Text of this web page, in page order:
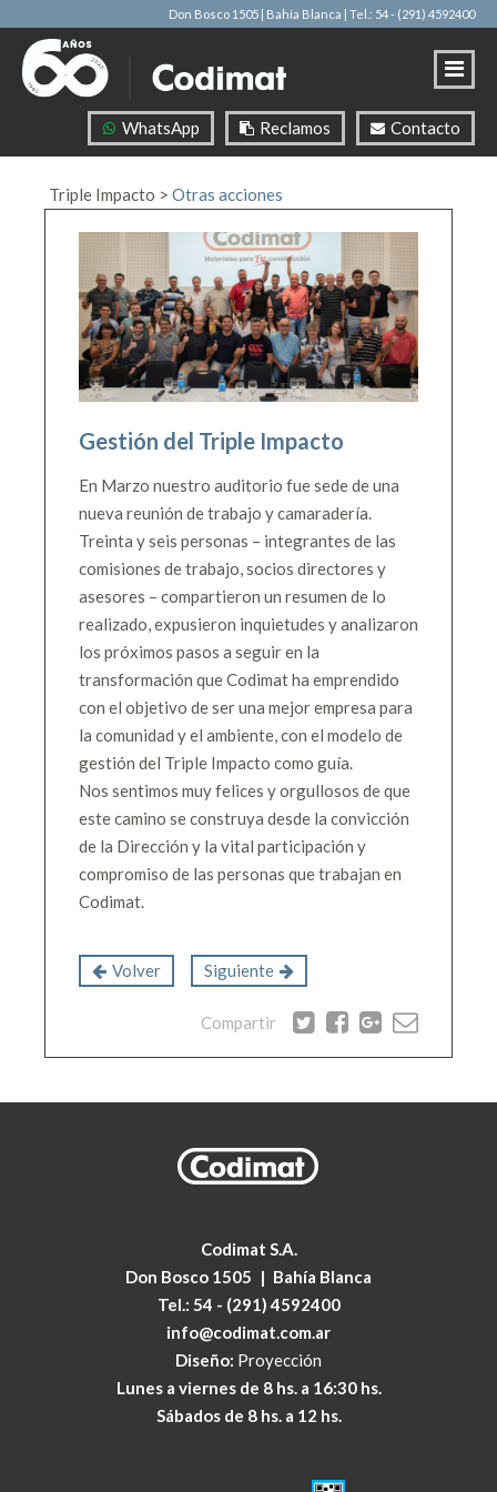
Don Bosco 1505 | Bahía Blanca | Tel.: 54 - (291) 4592400
WhatsApp Reclamos Contacto
Triple Impacto > Otras acciones
Gestión del Triple Impacto
En Marzo nuestro auditorio fue sede de una
nueva reunión de trabajo y camaradería.
Treinta y seis personas – integrantes de las
comisiones de trabajo, socios directores y
asesores – compartieron un resumen de lo
realizado, expusieron inquietudes y analizaron
los próximos pasos a seguir en la
transformación que Codimat ha emprendido
con el objetivo de ser una mejor empresa para
la comunidad y el ambiente, con el modelo de
gestión del Triple Impacto como guía.
Nos sentimos muy felices y orgullosos de que
este camino se construya desde la convicción
de la Dirección y la vital participación y
compromiso de las personas que trabajan en
Codimat.
Volver Siguiente
Compartir
Codimat S.A.
Don Bosco 1505 | Bahía Blanca
Tel.: 54 - (291) 4592400
info@codimat.com.ar
Diseño: Proyección
Lunes a viernes de 8 hs. a 16:30 hs.
Sábados de 8 hs. a 12 hs.